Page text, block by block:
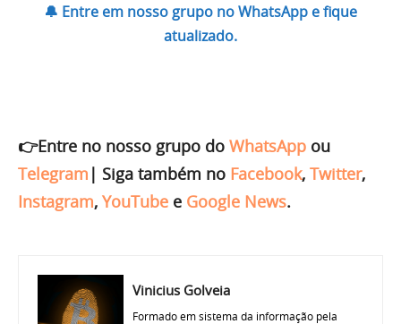
🔔 Entre em nosso grupo no WhatsApp e fique
atualizado.
👉Entre no nosso grupo do WhatsApp ou
Telegram | Siga também no Facebook, Twitter,
Instagram, YouTube e Google News.
Vinicius Golveia
Formado em sistema da informação pela